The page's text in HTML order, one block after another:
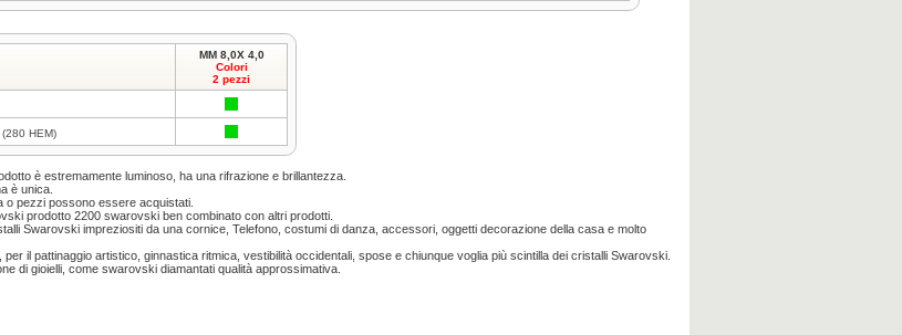
MM 8,0X 4,0
Colori
2 pezzi
HEM)
è estremamente luminoso, ha una rifrazione e brillantezza.
è unica.
o pezzi possono essere acquistati.
prodotto 2200 swarovski ben combinato con altri prodotti.
Swarovski impreziositi da una cornice, Telefono, costumi di danza, accessori, oggetti decorazione della casa e molto
per il pattinaggio artistico, ginnastica ritmica, vestibilità occidentali, spose e chiunque voglia più scintilla dei cristalli Swarovski.
di gioielli, come swarovski diamantati qualità approssimativa.